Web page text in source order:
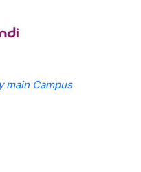
main Campus